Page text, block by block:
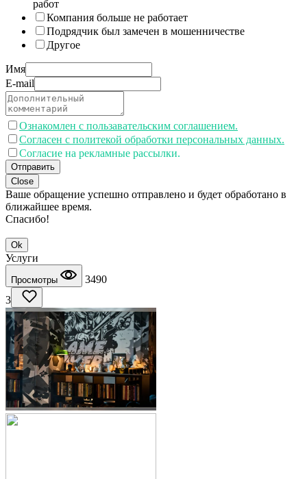
работ
Компания больше не работает
Подрядчик был замечен в мошенничестве
Другое
Имя
E-mail
Ознакомлен с пользавательским соглашением.
Согласен с политекой обработки персональных данных.
Согласие на рекламные рассылки.
Отправить
Close
Ваше обращение успешно отправлено и будет обработано в
ближайшее время.
Спасибо!
Ok
Услуги
Просмотры
3490
3